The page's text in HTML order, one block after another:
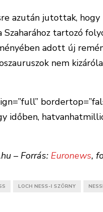
azután jutottak,
Szaharához tartozó
adott új
nem
időben,
– Forrás: Euronews,
LOCH NESS-I SZÖRNY